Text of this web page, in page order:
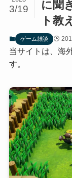
に聞
ト教
3/19
ゲーム雑談
当サイトは、海
す。